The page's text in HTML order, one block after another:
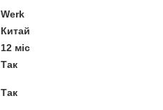
Werk
Китай
12 міс
Так
Так